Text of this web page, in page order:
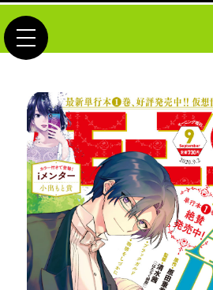
toggle navigation